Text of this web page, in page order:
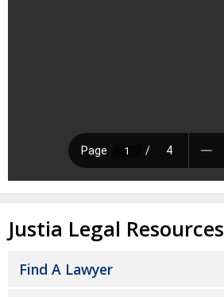
Justia Legal Resources
Find A Lawyer